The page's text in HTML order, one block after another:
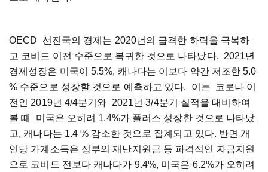
OECD 선진국의 경제는 2020년의 급격한 하락을 극복하
고 코비드 이전 수준으로 복귀한 것으로 나타났다. 2021년
경제성장은 미국이 5.5%, 캐나다는 이보다 약간 저조한 5.0
% 수준으로 성장할 것으로 예측하고 있다. 이는 코로나 이
전인 2019년 4/4분기와 2021년 3/4분기 실적을 대비하여
볼 때 미국은 오히려 1.4%가 플러스 성장한 것으로 나타났
고, 캐나다는 1.4 % 감소한 것으로 집계되고 있다. 반면 개
인당 가계소득은 정부의 재난지원금 등 파격적인 자금지원
으로 코비드 전보다 캐나다가 9.4%, 미국은 6.2%가 오히려